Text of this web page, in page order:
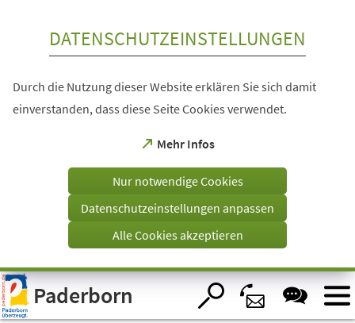
Visuelle
Assistenzsoftware
öffnen.
DATENSCHUTZEINSTELLUNGEN
Durch die Nutzung dieser Website erklären Sie sich damit
einverstanden, dass diese Seite Cookies verwendet.
Mehr Infos
(Öffnet
einem
Tab)
Nur notwendige Cookies
Datenschutzeinstellungen anpassen
Alle Cookies akzeptieren
Paderborn